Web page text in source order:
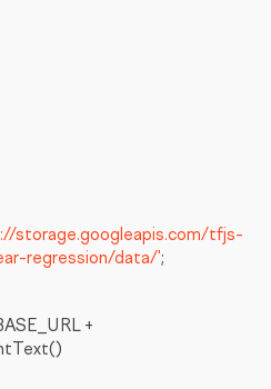
storage.googleapis.com/tfjs-
regression/data/';
+